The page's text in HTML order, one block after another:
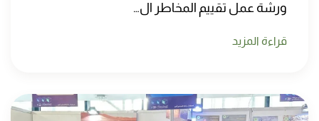
ورشة عمل تقييم المخاطر ال…
قراءة المزيد